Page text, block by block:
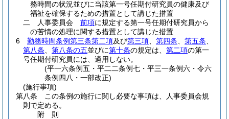
務時間の状況並びに当該第一号任期付研究員の健康及び
福祉を確保するための措置として講じた措置
二
人事委員会 前項に規定する第一号任期付研究員から
の苦情の処理に関する措置として講じた措置
6
勤務時間条例第三条第二項及び第三項 第四条 第五条
第八条
第八条の五並びに第十条の規定は、 第二項の第一
号任期付研究員には、適用しない。
(平一六条例五・平二二条例七・平三一条例六・令六
条例四八・一部改正)
(施行事項)
第八条
この条例の施行に関し必要な事項は、人事委員会規
則で定める。
附 則